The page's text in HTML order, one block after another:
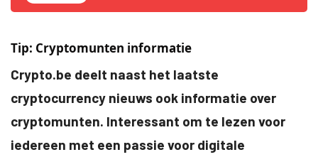
Tip: Cryptomunten informatie
Crypto.be deelt naast het laatste
cryptocurrency nieuws ook informatie over
cryptomunten. Interessant om te lezen voor
iedereen met een passie voor digitale